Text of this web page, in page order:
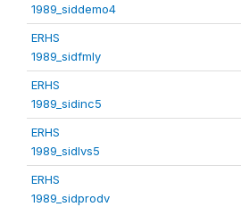
1989_siddemo4
ERHS
1989_sidfmly
ERHS
1989_sidinc5
ERHS
1989_sidlvs5
ERHS
1989_sidprodv